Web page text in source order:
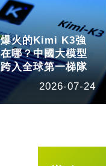
爆火的Kimi K3強
在哪？中國大模型
跨入全球第一梯隊
2026-07-24